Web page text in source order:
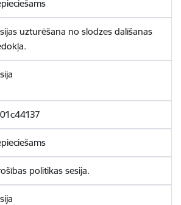
uzturēšana no slodzes dalīšanas
politikas sesija.